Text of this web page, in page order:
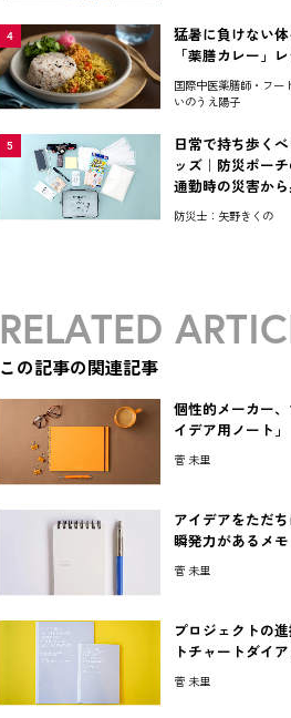
4
猛暑に負けない
「薬膳カレー」
国際中医薬膳師・フー
いのうえ陽子
5
日常で持ち歩く
ッズ｜防災ポーチ
通勤時の災害から
防災士：矢野きくの
RELATED
この記事の関連記事
個性的メーカー
イデア用ノート」
菅 未里
アイデアをただち
瞬発力があるメモ
菅 未里
プロジェクトの
トチャートダイ
菅 未里